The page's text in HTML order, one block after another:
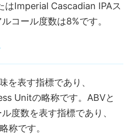
はImperial Cascadian IPAス
コール度数は8%です。
を表す指標であり、
Unitの略称です。ABVと
度数を表す指標であり、
称です。